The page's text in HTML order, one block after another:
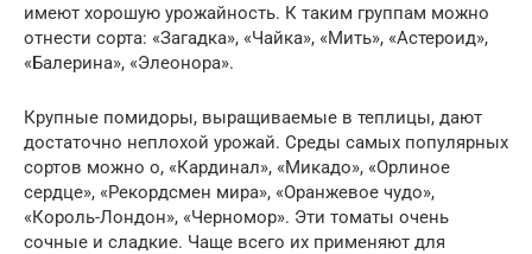
имеют хорошую урожайность. К таким группам можно
отнести сорта: «Загадка», «Чайка», «Мить», «Астероид»,
«Балерина», «Элеонора».
Крупные помидоры, выращиваемые в теплицы, дают
достаточно неплохой урожай. Среды самых популярных
сортов можно о, «Кардинал», «Микадо», «Орлиное
сердце», «Рекордсмен мира», «Оранжевое чудо»,
«Король-Лондон», «Черномор». Эти томаты очень
сочные и сладкие. Чаще всего их применяют для